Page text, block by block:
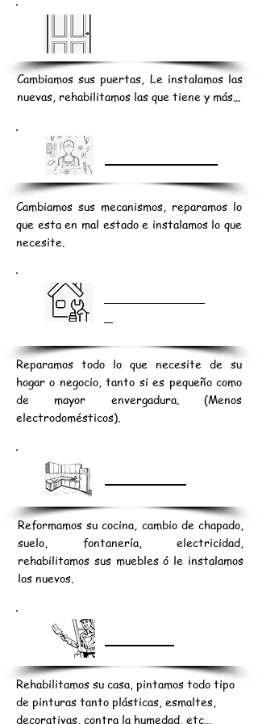
Cambiamos sus puertas, Le instalamos las
nuevas, rehabilitamos las que tiene y más...
Cambiamos sus mecanismos, reparamos lo
que esta en mal estado e instalamos lo que
necesite.
Reparamos todo lo que necesite de su
hogar o negocio, tanto si es pequeño como
de mayor envergadura. (Menos
electrodomésticos).
Reformamos su cocina, cambio de chapado,
suelo, fontanería, electricidad,
rehabilitamos sus muebles ó le instalamos
los nuevos.
Rehabilitamos su casa, pintamos todo tipo
de pinturas tanto plásticas, esmaltes,
decorativas, contra la humedad, etc...